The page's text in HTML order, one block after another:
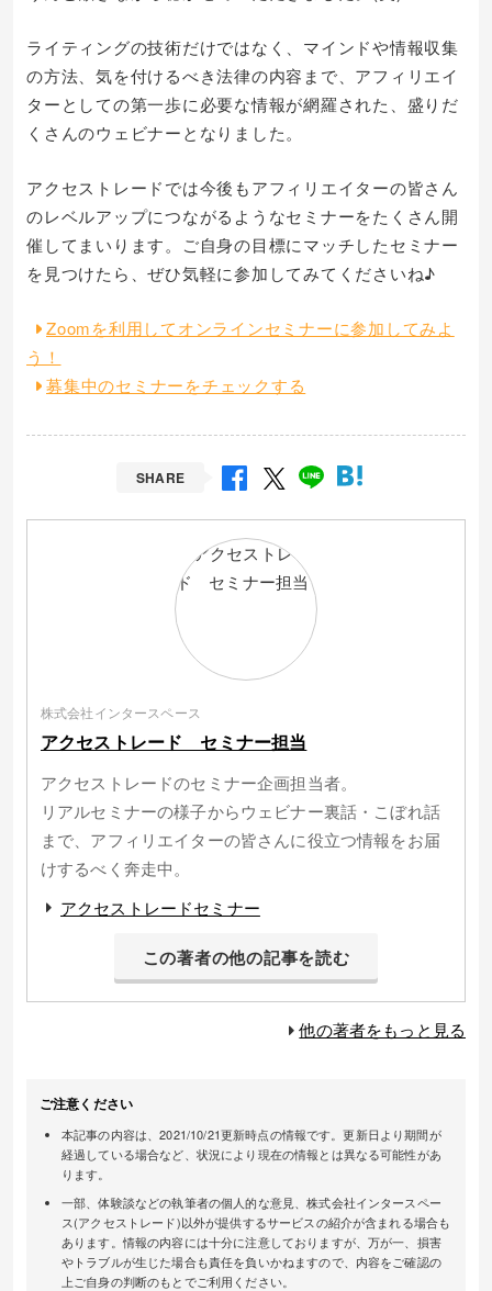
ライティングの技術だけではなく、マインドや情報収集
の方法、気を付けるべき法律の内容まで、アフィリエイ
ターとしての第一歩に必要な情報が網羅された、盛りだ
くさんのウェビナーとなりました。
アクセストレードでは今後もアフィリエイターの皆さん
のレベルアップにつながるようなセミナーをたくさん開
催してまいります。ご自身の目標にマッチしたセミナー
を見つけたら、ぜひ気軽に参加してみてくださいね♪
Zoomを利用してオンラインセミナーに参加してみよ
う！
募集中のセミナーをチェックする
SHARE
株式会社インタースペース
アクセストレード セミナー担当
アクセストレードのセミナー企画担当者。
リアルセミナーの様子からウェビナー裏話・こぼれ話
まで、アフィリエイターの皆さんに役立つ情報をお届
けするべく奔走中。
アクセストレードセミナー
この著者の他の記事を読む
他の著者をもっと見る
ご注意ください
本記事の内容は、2021/10/21更新時点の情報です。更新日より期間が
経過している場合など、状況により現在の情報とは異なる可能性があ
ります。
一部、体験談などの執筆者の個人的な意見、株式会社インタースペー
ス(アクセストレード)以外が提供するサービスの紹介が含まれる場合も
あります。情報の内容には十分に注意しておりますが、万が一、損害
やトラブルが生じた場合も責任を負いかねますので、内容をご確認の
上ご自身の判断のもとでご利用ください。